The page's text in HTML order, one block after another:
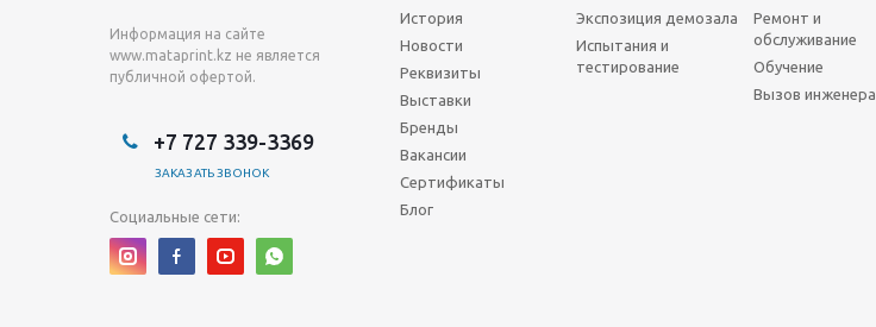
Информация на сайте
www.mataprint.kz не является
публичной офертой.
+7 727 339-3369
ЗАКАЗАТЬ ЗВОНОК
Социальные сети:
История
Новости
Реквизиты
Выставки
Бренды
Вакансии
Сертификаты
Блог
Экспозиция демозала
Испытания и
тестирование
Ремонт и
обслуживание
Обучение
Вызов инженера